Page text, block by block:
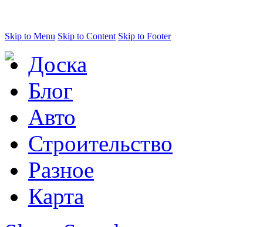
Skip to Menu Skip to Content Skip to Footer
Доска
Блог
Авто
Строительство
Разное
Карта